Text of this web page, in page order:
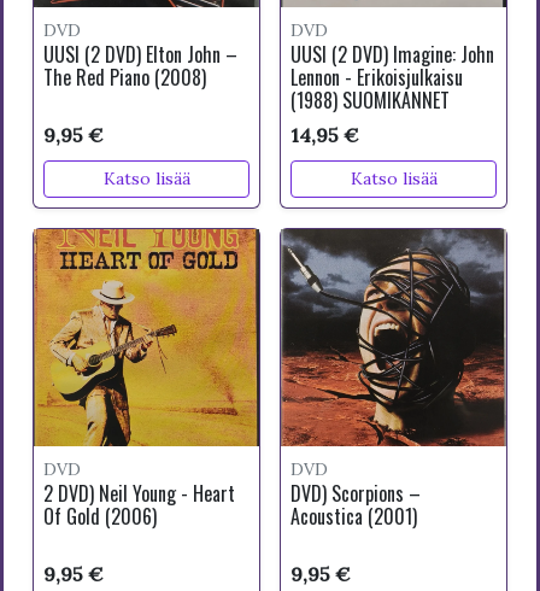
DVD
UUSI (2 DVD) Elton John –
The Red Piano (2008)
9,95 €
Katso lisää
DVD
UUSI (2 DVD) Imagine: John
Lennon - Erikoisjulkaisu
(1988) SUOMIKANNET
14,95 €
Katso lisää
DVD
2 DVD) Neil Young - Heart
Of Gold (2006)
9,95 €
DVD
DVD) Scorpions –
Acoustica (2001)
9,95 €